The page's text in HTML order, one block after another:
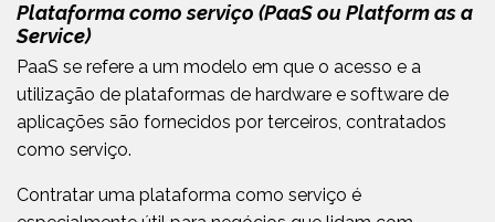
Plataforma como serviço (PaaS ou Platform as a
Service)
PaaS se refere a um modelo em que o acesso e a
utilização de plataformas de hardware e software de
aplicações são fornecidos por terceiros, contratados
como serviço.
Contratar uma plataforma como serviço é